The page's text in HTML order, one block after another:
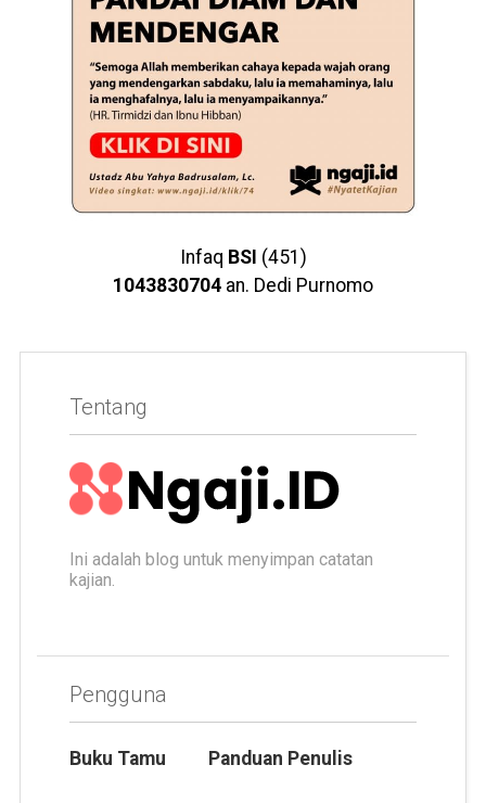
Infaq BSI (451)
1043830704 an. Dedi Purnomo
Tentang
Ini adalah blog untuk menyimpan catatan
kajian.
Pengguna
Buku Tamu Panduan Penulis